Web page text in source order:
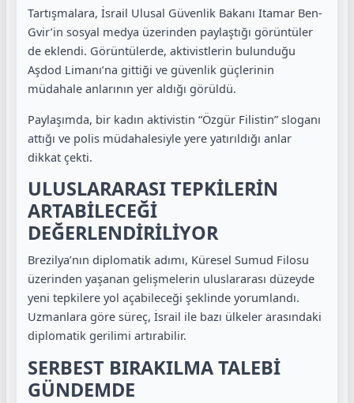
Tartışmalara, İsrail Ulusal Güvenlik Bakanı Itamar Ben-
Gvir’in sosyal medya üzerinden paylaştığı görüntüler
de eklendi. Görüntülerde, aktivistlerin bulunduğu
Aşdod Limanı’na gittiği ve güvenlik güçlerinin
müdahale anlarının yer aldığı görüldü.
Paylaşımda, bir kadın aktivistin “Özgür Filistin” sloganı
attığı ve polis müdahalesiyle yere yatırıldığı anlar
dikkat çekti.
ULUSLARARASI TEPKİLERİN
ARTABİLECEĞİ
DEĞERLENDİRİLİYOR
Brezilya’nın diplomatik adımı, Küresel Sumud Filosu
üzerinden yaşanan gelişmelerin uluslararası düzeyde
yeni tepkilere yol açabileceği şeklinde yorumlandı.
Uzmanlara göre süreç, İsrail ile bazı ülkeler arasındaki
diplomatik gerilimi artırabilir.
SERBEST BIRAKILMA TALEBİ
GÜNDEMDE